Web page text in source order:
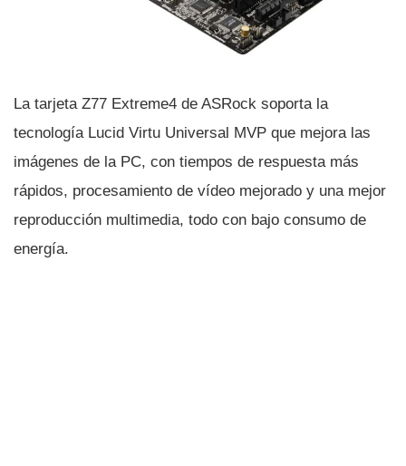
La tarjeta Z77 Extreme4 de ASRock soporta la
tecnologí­a Lucid Virtu Universal MVP que mejora las
imágenes de la PC, con tiempos de respuesta más
rápidos, procesamiento de ví­deo mejorado y una mejor
reproducción multimedia, todo con bajo consumo de
energí­a.